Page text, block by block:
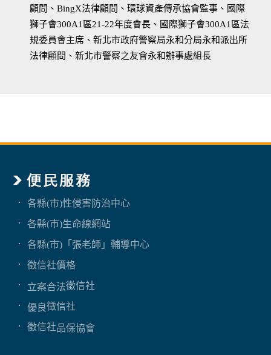
顧問、BingX法律顧問、環球資產傳承協會監事、國際
獅子會300A1區21-22年度會長、國際獅子會300A1區法
規委員會主席、新北市政府警察局永和分局永和派出所
法律顧問、新北市警察之友會永和辦事處組長
各縣(市)性侵害防治中心
各縣(市)生命線網站
各縣(市)「張老師」輔導中心
徵信社價格
立案合法徵信社
優良徵信社
徵信社品保協會